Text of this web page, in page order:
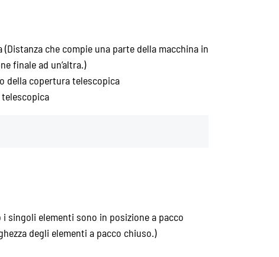
che compie una parte della macchina in
finale ad un’altra.)
della copertura telescopica
i singoli elementi sono in posizione a pacco
degli elementi a pacco chiuso.)